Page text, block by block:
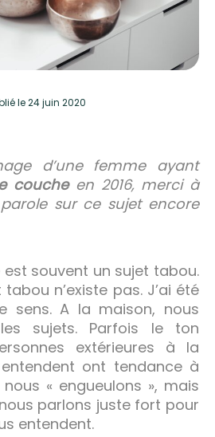
le 24 juin 2020
d’une femme ayant
coucheen 2016, merci à
sur ce sujet encore
souvent un sujet tabou.
n’existe pas. J’ai été
sens. A la maison, nous
sujets. Parfois le ton
extérieures à la
ont tendance à
« engueulons », mais
parlons juste fort pour
entendent.